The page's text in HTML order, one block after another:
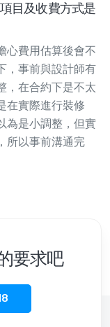
目及收費方式是
心費用估算後會不
，事前與設計師有
，在合約下是不太
在實際進行裝修
為是小調整，但實
所以事前溝通完
要求吧